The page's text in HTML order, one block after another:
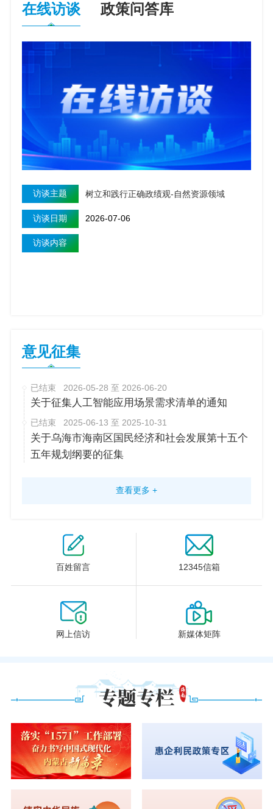
在线访谈 政策问答库
访谈主题 树立和践行正确政绩观-自然资源领域
访谈日期 2026-07-06
访谈内容
意见征集
已结束 2026-05-28 至 2026-06-20
关于征集人工智能应用场景需求清单的通知
已结束 2025-06-13 至 2025-10-31
关于乌海市海南区国民经济和社会发展第十五个
五年规划纲要的征集
查看更多 +
百姓留言 12345信箱
网上信访 新媒体矩阵